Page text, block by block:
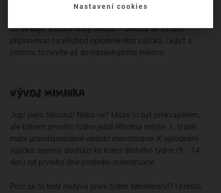
chvíli. Děloha se zbavuje výstelky a bere s sebou
co se děje. Začíná nový cyklus – děloha se začala
připravovat na příchod oplodněného vajíčka, i když s
jistotou to nevíte až do následujícího měsíce.
VÝVOJ MIMINKA
Jupí jsem těhotná! Nebo ne? Může to být překvapením,
ale během prvního týdne ještě těhotná nejste. 1. týden
máte pravděpodobně období menstruace. K oplodnění
vajíčka spermií dochází ke konci druhého týdne (9. - 14.
den) od prvního dne poslední menstruace.
Proč se to tedy nazývá první týden těhotenství? I přesto,
Nastavení cookies